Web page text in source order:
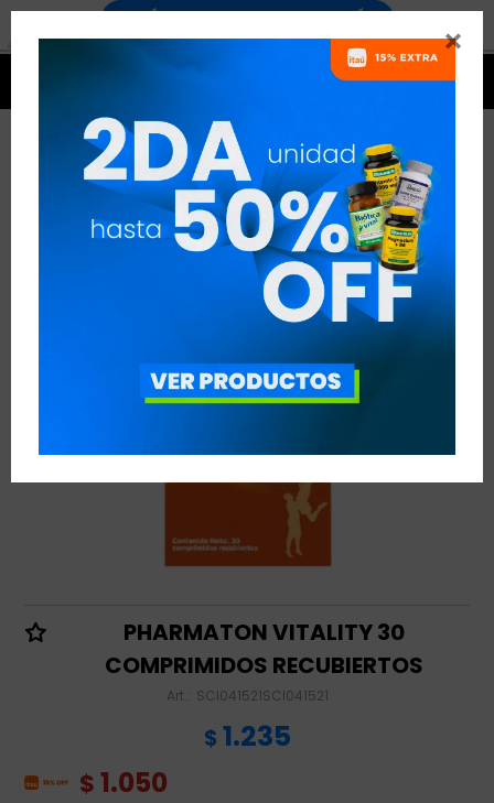

PHARMATON VITALITY 30
COMPRIMIDOS RECUBIERTOS
SCI041521SCI041521
$ 1.235
$ 1.050